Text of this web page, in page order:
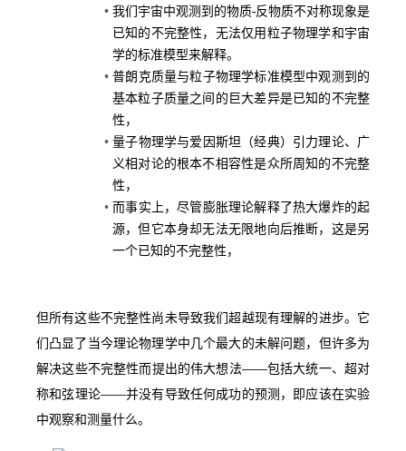
我们宇宙中观测到的物质-反物质不对称现象是
已知的不完整性，无法仅用粒子物理学和宇宙
学的标准模型来解释。
普朗克质量与粒子物理学标准模型中观测到的
基本粒子质量之间的巨大差异是已知的不完整
性，
量子物理学与爱因斯坦（经典）引力理论、广
义相对论的根本不相容性是众所周知的不完整
性，
而事实上，尽管膨胀理论解释了热大爆炸的起
源，但它本身却无法无限地向后推断，这是另
一个已知的不完整性，
但所有这些不完整性尚未导致我们超越现有理解的进步。它
们凸显了当今理论物理学中几个最大的未解问题，但许多为
解决这些不完整性而提出的伟大想法——包括大统一、超对
称和弦理论——并没有导致任何成功的预测，即应该在实验
中观察和测量什么。